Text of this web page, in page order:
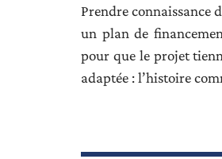
Prendre connaissance
un plan de
pour que le projet
adaptée : l’histoire